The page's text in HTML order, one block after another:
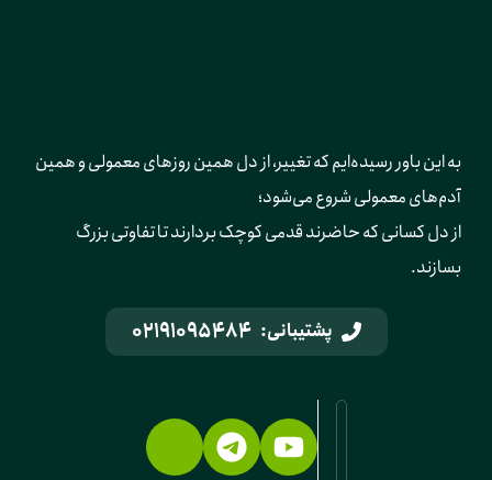
به این باور رسیده‌ایم که تغییر، از دل همین روزهای معمولی و همین
آدم‌های معمولی شروع می‌شود؛
از دل کسانی که حاضرند قدمی کوچک بردارند تا تفاوتی بزرگ
بسازند.
پشتیبانی: 02191095484